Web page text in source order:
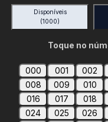
Disponíveis
(1000)
Toque no
000 001 002
008
009 010
016
017 018
024
025 026